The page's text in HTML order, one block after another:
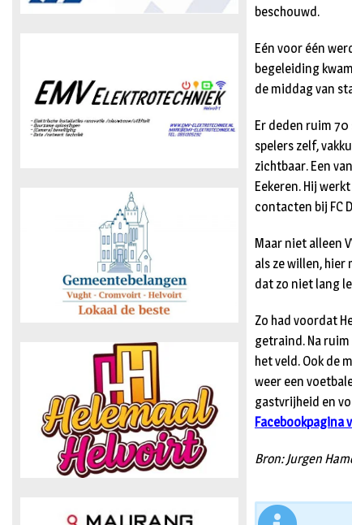
beschouwd.
Eén voor één
begeleiding
de middag van
Er deden ruim
spelers zelf,
zichtbaar. Een
Eekeren. Hij
contacten bij FC
Maar niet alleen
als ze willen, hier
dat zo niet lang
Zo had voordat
getraind. Na
het veld. Ook de
weer een
gastvrijheid en
Facebookpagina
Bron: Jurgen